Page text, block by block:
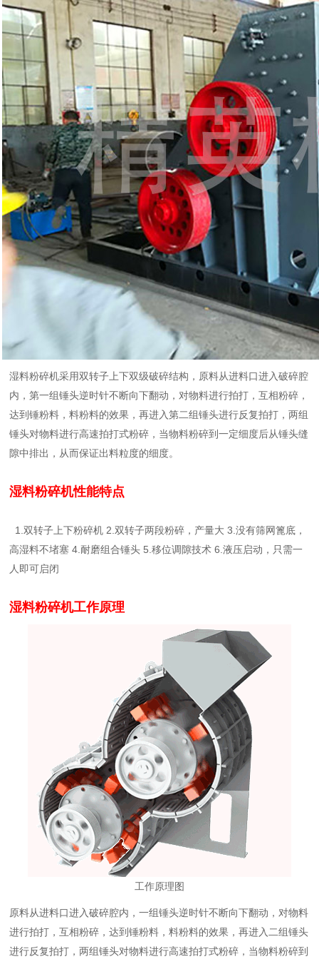
湿料粉碎机采用双转子上下双级破碎结构，原料从进料口进入破碎腔
内，第一组锤头逆时针不断向下翻动，对物料进行拍打，互相粉碎，
达到锤粉料，料粉料的效果，再进入第二组锤头进行反复拍打，两组
锤头对物料进行高速拍打式粉碎，当物料粉碎到一定细度后从锤头缝
隙中排出，从而保证出料粒度的细度。
湿料粉碎机性能特点
1.双转子上下粉碎机 2.双转子两段粉碎，产量大 3.没有筛网篦底，
高湿料不堵塞 4.耐磨组合锤头 5.移位调隙技术 6.液压启动，只需一
人即可启闭
湿料粉碎机工作原理
工作原理图
原料从进料口进入破碎腔内，一组锤头逆时针不断向下翻动，对物料
进行拍打，互相粉碎，达到锤粉料，料粉料的效果，再进入二组锤头
进行反复拍打，两组锤头对物料进行高速拍打式粉碎，当物料粉碎到